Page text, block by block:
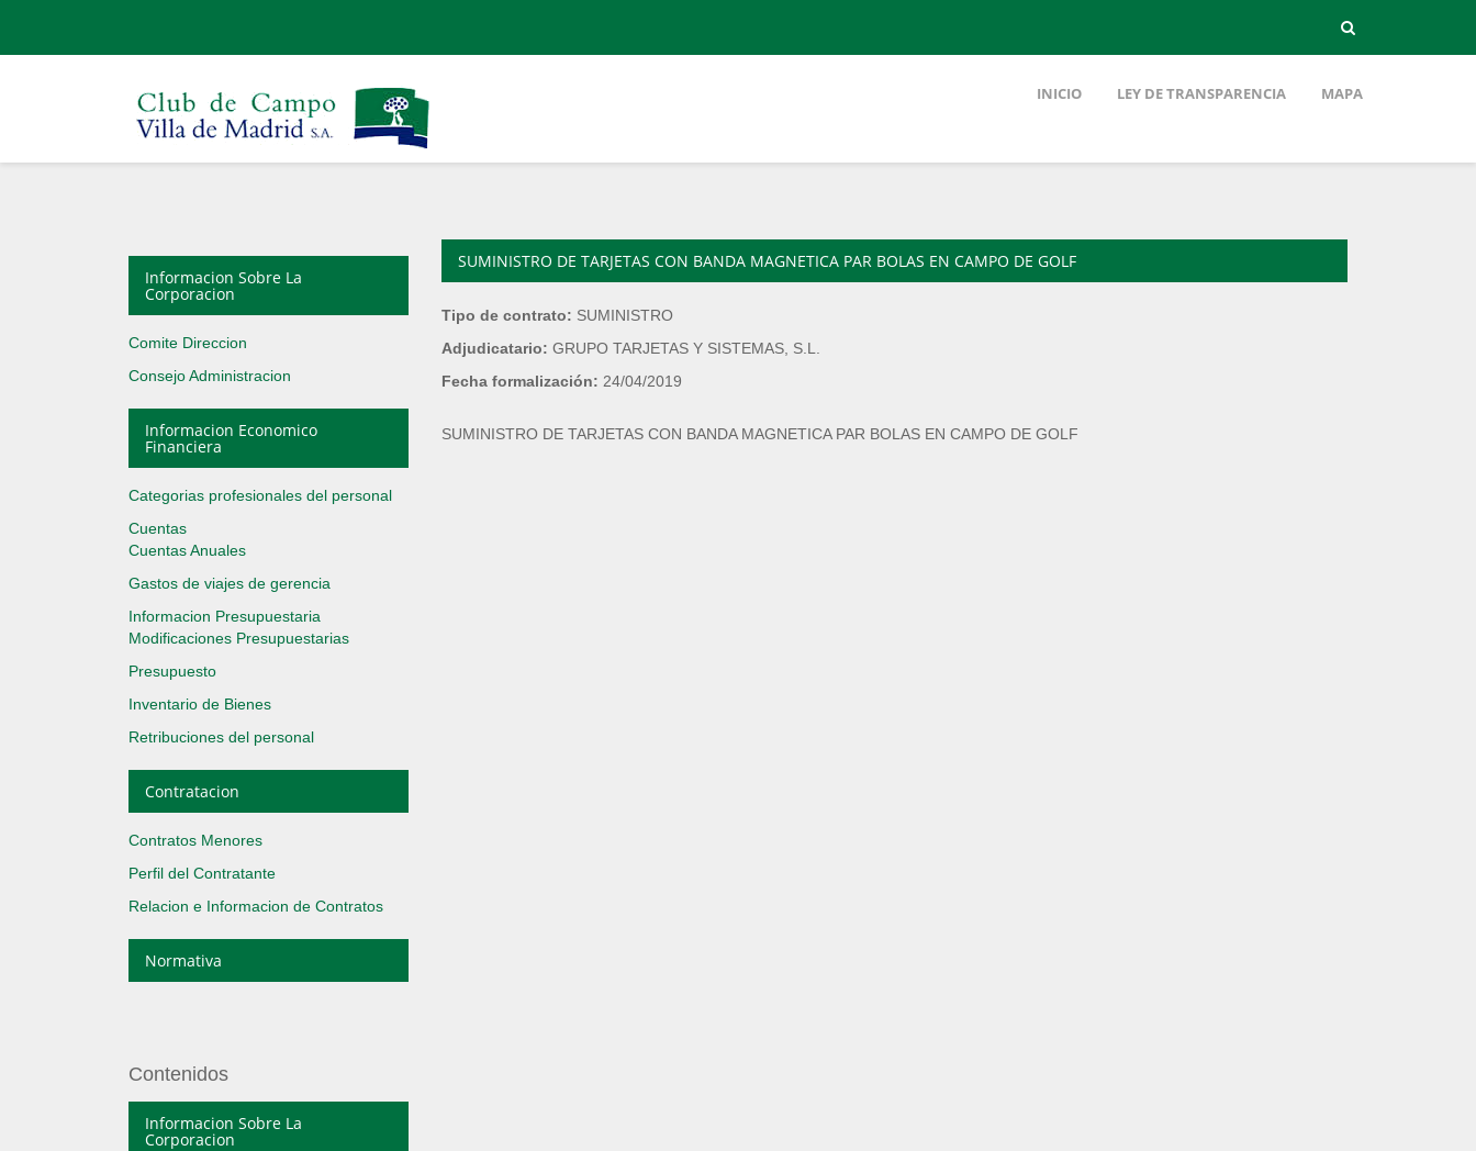
INICIO LEY DE TRANSPARENCIA MAPA
Informacion Sobre La
Corporacion
Comite Direccion
Consejo Administracion
Informacion Economico
Financiera
Categorias profesionales del personal
Cuentas
Cuentas Anuales
Gastos de viajes de gerencia
Informacion Presupuestaria
Modificaciones Presupuestarias
Presupuesto
Inventario de Bienes
Retribuciones del personal
Contratacion
Contratos Menores
Perfil del Contratante
Relacion e Informacion de Contratos
Normativa
Contenidos
Informacion Sobre La
Corporacion
SUMINISTRO DE TARJETAS CON BANDA MAGNETICA PAR BOLAS EN CAMPO DE GOLF
Tipo de contrato: SUMINISTRO
Adjudicatario: GRUPO TARJETAS Y SISTEMAS, S.L.
Fecha formalización: 24/04/2019
SUMINISTRO DE TARJETAS CON BANDA MAGNETICA PAR BOLAS EN CAMPO DE GOLF